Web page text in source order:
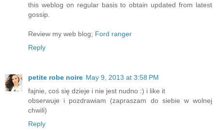
this weblog on regular basis to obtain updated from latest
gossip.
Review my web blog; Ford ranger
Reply
petite robe noire May 9, 2013 at 3:58 PM
fajnie, coś się dzieje i nie jest nudno :) i like it
obserwuje i pozdrawiam (zapraszam do siebie w wolnej
chwili)
Reply